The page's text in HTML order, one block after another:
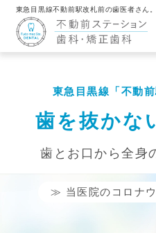
東急目黒線「不動
歯を抜かな
歯とお口から全身
≫ 当医院のコロナ
東急目黒線不動前駅改札前の歯医者さん